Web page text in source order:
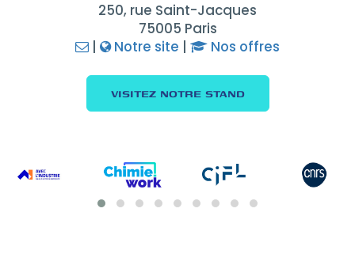
250, rue Saint-Jacques
75005 Paris
|
Notre site | Nos offres
VISITEZ NOTRE STAND